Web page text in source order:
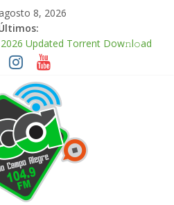
8, 2026
Full HD Complete YIFY
Updated Torrent Dow𝚗l𝚘аd
UHD Proper FullMov𝗂e
Key Windows 11 (x32x64) no
(x64) Reddit